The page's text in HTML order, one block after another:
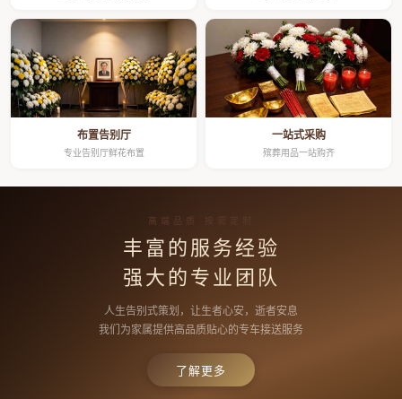
布置告别厅
专业告别厅鲜花布置
一站式采购
殡葬用品一站购齐
高端品质 按需定制
丰富的服务经验
强大的专业团队
人生告别式策划，让生者心安，逝者安息
我们为家属提供高品质贴心的专车接送服务
了解更多